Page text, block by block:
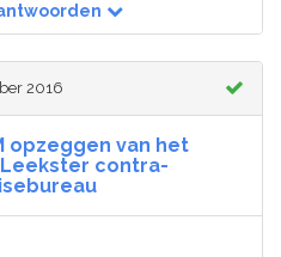
2016
opzeggen van het
contra-